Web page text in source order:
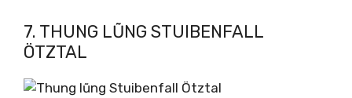
7. THUNG LŨNG STUIBENFALL
ÖTZTAL